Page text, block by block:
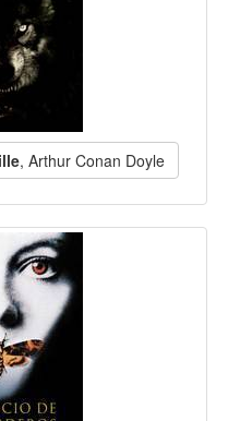
, Arthur Conan Doyle